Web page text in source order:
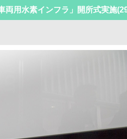
両用水素インフラ」開所式実施